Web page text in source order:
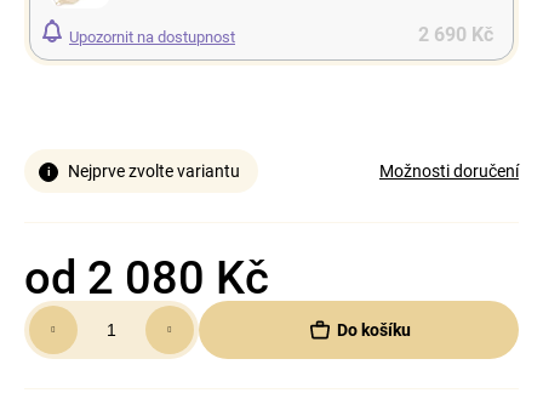
Upozornit na dostupnost 2 690 Kč
Nejprve zvolte variantu Možnosti doručení
od 2 080 Kč
Měrná
cena:
Do košíku